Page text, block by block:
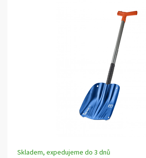
Skladem, expedujeme do 3 dnů